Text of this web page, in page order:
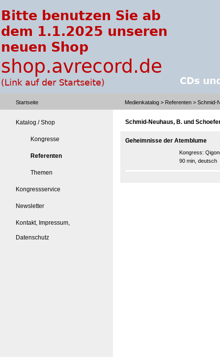
Startseite Medienkatalog > Referenten > Schmid-
Katalog / Shop
Kongresse
Referenten
Themen
Kongressservice
Newsletter
Kontakt, Impressum,
Datenschutz
Schmid-Neuhaus, B. und
Geheimnisse der Atemblume
Kongress:
90 min, deutsch